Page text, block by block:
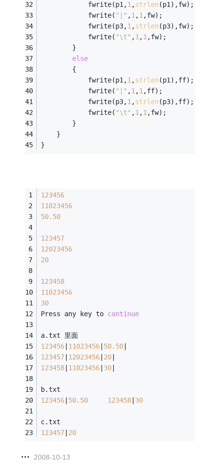
			fwrite(p1,
1,strlen(p1),fw);
			fwrite(
"|" ,1,1,fw);
			fwrite(p3,
1,strlen(p3),fw);
			fwrite(
"\t" ,1,1,fw);
		}
else
		{
			fwrite(p1,
1,strlen(p1),ff);
			fwrite(
"|" ,1,1,ff);
			fwrite(p3,
1,strlen(p3),ff);
			fwrite(
"\t" ,1,1,fw);
		}
	}
}
123456
11023456
50.50
123457
12023456
20
123458
11023456
30
Press any key to continue
a.txt 里面
123456| 11023456| 50.50|
123457| 12023456| 20|
123458| 11023456| 30|
b.txt
123456| 50.50 123458| 30
c.txt
123457| 20
2008-10-13